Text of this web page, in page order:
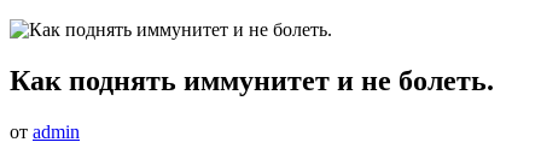
Как поднять иммунитет и не болеть.
от admin